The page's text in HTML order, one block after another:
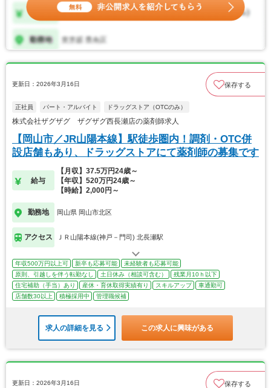
更新日：2026年3月16日 保存する
正社員 パート・アルバイト ドラッグストア（OTCのみ）
株式会社ザグザグ ザグザグ西長瀬店の薬剤師求人
【岡山市／JR山陽本線】駅徒歩圏内！調剤・OTC併
設店舗もあり、ドラッグストアにて薬剤師の募集です
給与
【月収】37.5万円24歳～
【年収】520万円24歳～
【時給】2,000円～
勤務地 岡山県 岡山市北区
アクセス ＪＲ山陽本線(神戸－門司) 北長瀬駅
年収500万円以上可 新卒も応募可能
未経験者も応募可能
原則、引越しを伴う転勤なし
土日休み（相談可含む）
残業月10ｈ以下
住宅補助（手当）あり
産休・育休取得実績有り スキルアップ
車通勤可
店舗数30以上
積極採用中 管理職候補
求人の詳細を見る この求人に興味がある
更新日：2026年3月16日 保存する